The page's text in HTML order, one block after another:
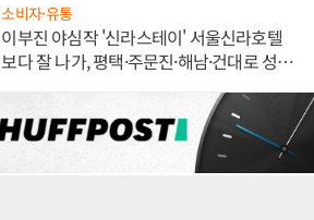
소비자·유통
이부진 야심작 '신라스테이' 서울신라호텔
보다 잘 나가, 평택·주문진·해남·건대로 성